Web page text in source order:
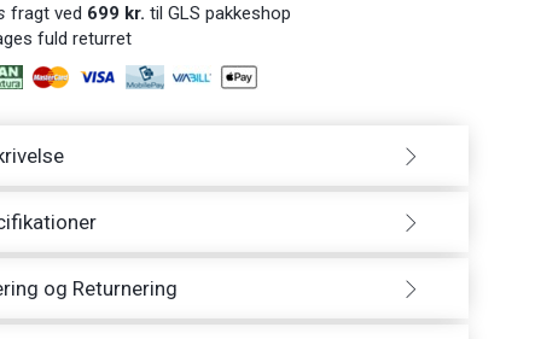
fragt ved 699 kr. til GLS pakkeshop
fuld returret
og Returnering